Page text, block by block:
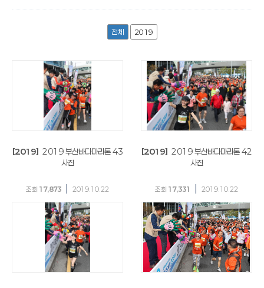
전체 2019
[2019] 2019 부산바다마라톤 43
사진
조회 17,873 2019.10.22
[2019] 2019 부산바다마라톤 42
사진
조회 17,331 2019.10.22